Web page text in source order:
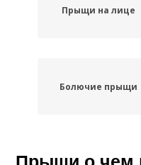
Прыщи на лице
Болючие прыщи